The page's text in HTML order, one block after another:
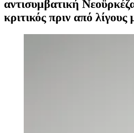
αντισυμβατική
κριτικός πριν από